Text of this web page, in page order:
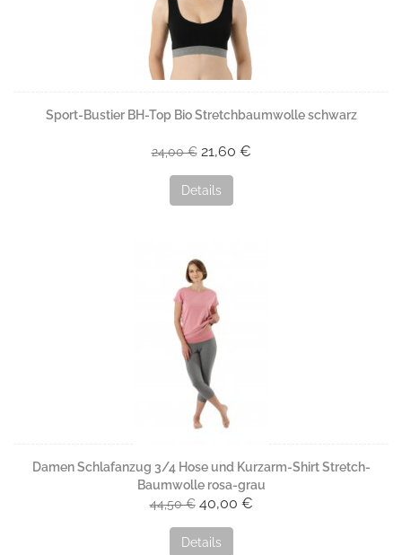
Sport-Bustier BH-Top Bio Stretchbaumwolle schwarz
24,00 € 21,60 €
Details
Damen Schlafanzug 3/4 Hose und Kurzarm-Shirt Stretch-
Baumwolle rosa-grau
44,50 € 40,00 €
Details